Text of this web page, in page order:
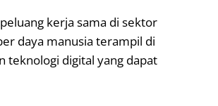
kerja sama di sektor
daya manusia terampil di
teknologi digital yang dapat